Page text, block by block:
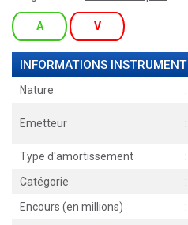
A V
INFORMATIONS INSTRUMENT
Nature :
Emetteur :
Type d'amortissement
:
Catégorie
:
Encours (en millions)
: